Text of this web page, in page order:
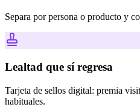
Separa por persona o producto y
Lealtad que sí regresa
Tarjeta de sellos digital: premia
habituales.